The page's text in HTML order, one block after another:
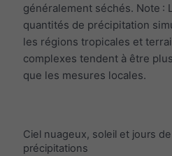
généralement séchés. Note :
quantités de précipitation
les régions tropicales et
complexes tendent à être
que les mesures locales.
Ciel nuageux, soleil et jours de
précipitations